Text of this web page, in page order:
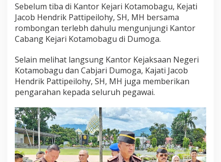
i
s
o
e
n
e
k
a
n
H
u
k
u
Sebelum tiba di Kantor Kejari Kotamobagu, Kejati
Jacob Hendrik Pattipeilohy, SH, MH bersama
rombongan terlebh dahulu mengunjungi Kantor
Cabang Kejari Kotamobagu di Dumoga.
Selain melihat langsung Kantor Kejaksaan Negeri
Kotamobagu dan Cabjari Dumoga, Kajati Jacob
Hendrik Pattipeilohy, SH, MH juga memberikan
pengarahan kepada seluruh pegawai.